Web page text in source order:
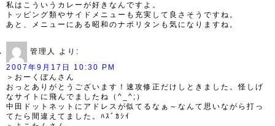
私はこういうカレーが好きなんですよ。
トッピング類やサイドメニューも充実して良さそうですね。
あと、メニューにある昭和のナポリタンも気になりますね。
管理人
より:
2007年9月17日 10:30 PM
＞おーくぼんさん
おっとありがとうございます！速攻修正だけしときました。怪しげ
なサイトに飛んでましたね（^_^;）
中田ドットネットにアドレスが似てるなぁ～なんて思いながら打っ
てたら間違えてました。ﾊｽﾞｶｼｲ